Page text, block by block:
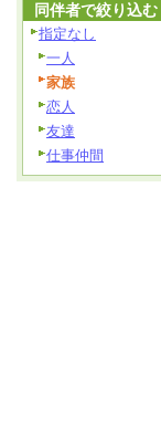
同伴者で絞り込む
指定なし
一人
家族
恋人
友達
仕事仲間